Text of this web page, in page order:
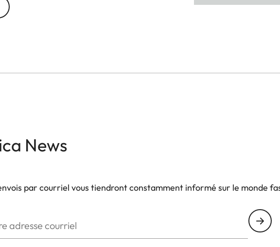
News
par courriel vous tiendront constamment informé sur le monde